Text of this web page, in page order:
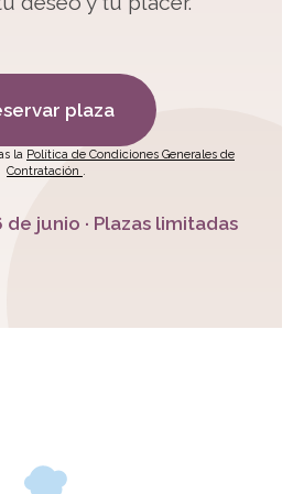
plaza
la Política de Condiciones Generales de
Contratación .
de junio · Plazas limitadas